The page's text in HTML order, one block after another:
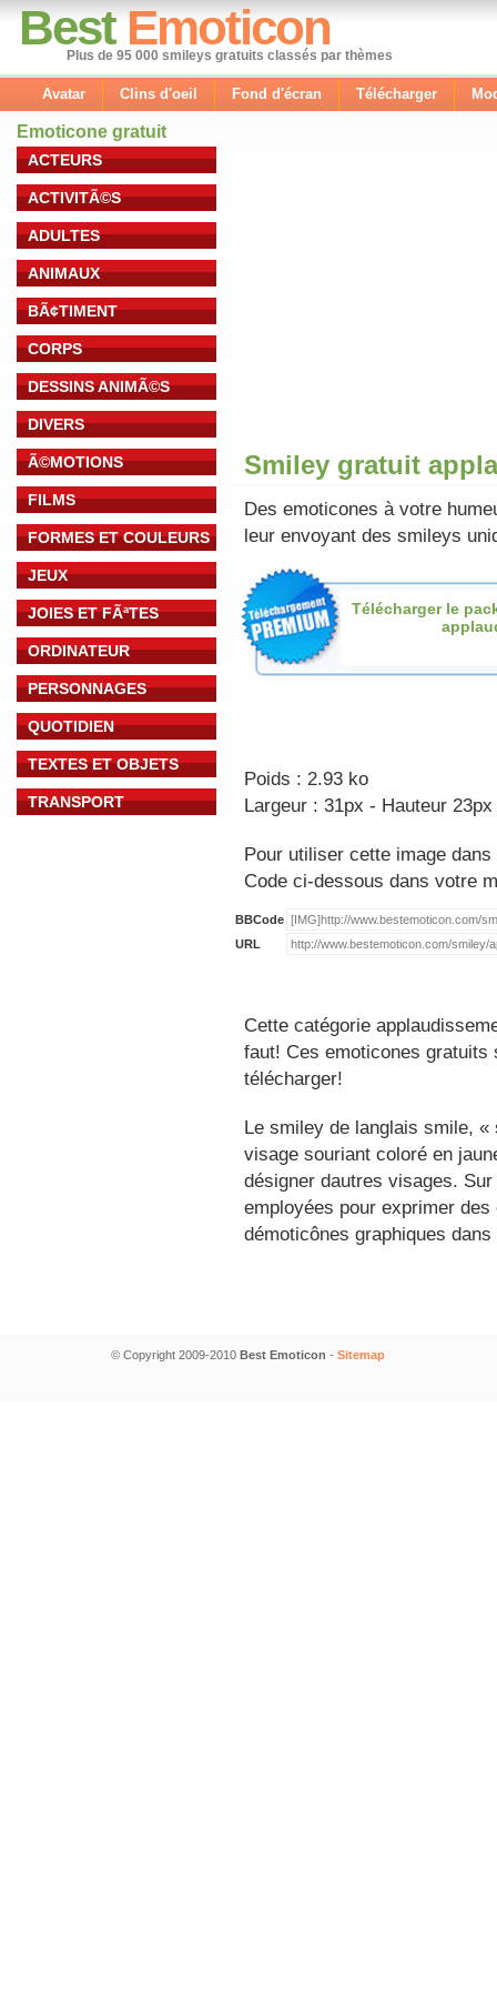
Best Emoticon
Plus de 95 000 smileys gratuits classés par thèmes
Avatar Clins d'oeil Fond d'écran Télécharger
Emoticone gratuit
ACTEURS
ACTIVITÃ©S
ADULTES
ANIMAUX
BÃ¢TIMENT
CORPS
DESSINS ANIMÃ©S
DIVERS
Ã©MOTIONS
FILMS
FORMES ET COULEURS
JEUX
JOIES ET FÃªTES
ORDINATEUR
PERSONNAGES
QUOTIDIEN
TEXTES ET OBJETS
TRANSPORT
Smiley gratuit
Des emoticones à votre
leur envoyant des smileys
Télécharger le
Poids : 2.93 ko
Largeur : 31px - Hauteur 23px
Pour utiliser cette image
Code ci-dessous dans votre
BBCode
URL
Cette catégorie
faut! Ces emoticones
télécharger!
Le smiley de langlais smile,
visage souriant coloré en
désigner dautres visages.
employées pour exprimer
démoticônes graphiques
© Copyright 2009-2010 Best Emoticon - Sitemap